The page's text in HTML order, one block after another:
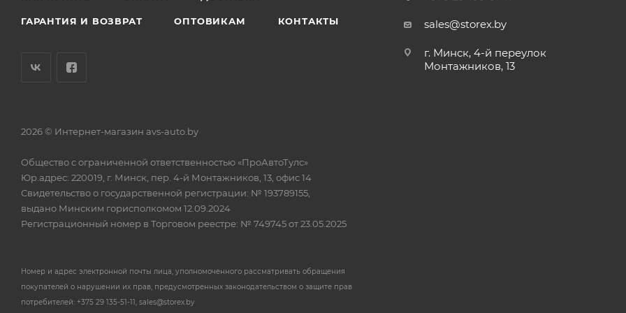
ГАРАНТИЯ И ВОЗВРАТ ОПТОВИКАМ КОНТАКТЫ sales@storex.by
г. Минск, 4-й переулок
Монтажников, 13
2026 © Интернет-магазин avs-auto.by
Общество с ограниченной ответственностью «ПроАвтоТулс»
Юр.адрес: 220019, г. Минск, пер. 4-й Монтажников, 13, офис 14
Свидетельство о государственной регистрации: № 193789155,
выдано Минским горисполкомом 12.09.2024
Регистрационный номер в Торговом реестре: № 749745 от 23.05.2025
Номер и адрес электронной почты лица, уполномоченного рассматривать обращения
покупателей о нарушении их прав, предусмотренных законодательством о защите прав
потребителей: +375 29 135-51-11, sales@storex.by